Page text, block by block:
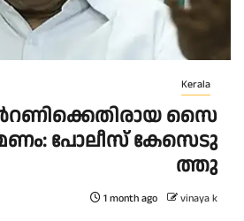
Kerala
സൈ​
പോ​ലീ​സ് കേ​സെ​ടു​
ത്തു
1 month ago vinaya k